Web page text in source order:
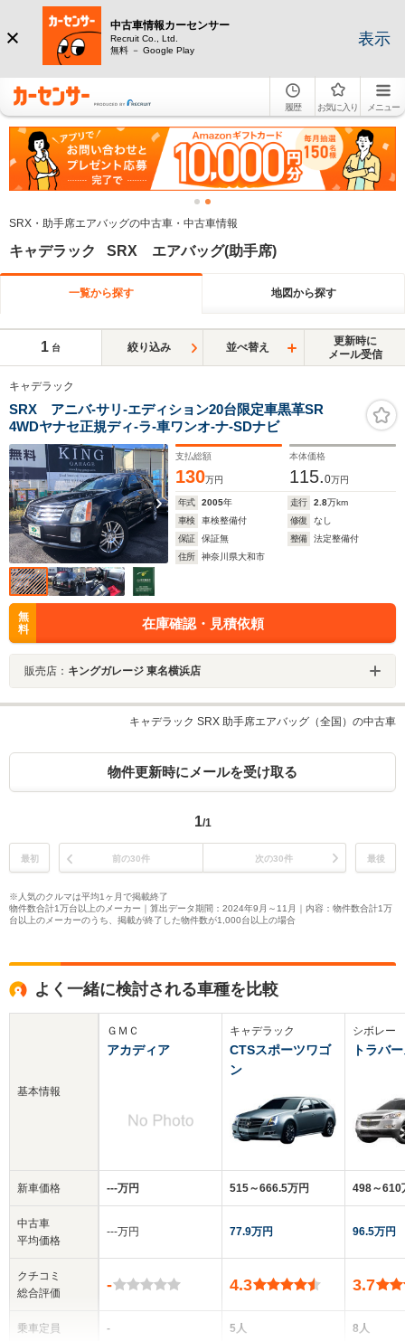
中古車情報カーセンサー
Recruit Co., Ltd.
無料 － Google Play
表示
履歴 お気に入り メニュー
SRX・助手席エアバッグの中古車・中古車情報
キャデラック SRX エアバッグ(助手席)
一覧から探す 地図から探す
1 台 絞り込み 並べ替え
更新時に
メール受信
キャデラック
SRX アニバ-サリ-エディション20台限定車黒革SR
4WDヤナセ正規ディ-ラ-車ワンオ-ナ-SDナビ
支払総額
130万円
本体価格
115.0万円
年式 2005年 走行 2.8万km
車検
車検整備付 修復
なし
保証
保証無 整備
法定整備付
住所
神奈川県大和市
無
料
在庫確認・見積依頼
販売店： キングガレージ 東名横浜店
キャデラック SRX 助手席エアバッグ（全国）の中古車
物件更新時にメールを受け取る
1/1
最初 前の30件 次の30件 最後
※人気のクルマは平均1ヶ月で掲載終了
物件数合計1万台以上のメーカー｜算出データ期間：2024年9月～11月｜内容：物件数合計1万
台以上のメーカーのうち、掲載が終了した物件数が1,000台以上の場合
よく一緒に検討される車種を比較
基本情報
新車価格
中古車
平均価格
クチコミ
総合評価
乗車定員
ＧＭＣ
アカディア
‐‐‐万円
‐‐‐万円
-
-
キャデラック
CTSスポーツワゴ
ン
515～666.5万円
77.9万円
4.3
5人
シボレー
トラバ
498～610
96.5万円
3.7
8人